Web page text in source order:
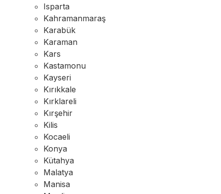
Isparta
Kahramanmaraş
Karabük
Karaman
Kars
Kastamonu
Kayseri
Kırıkkale
Kırklareli
Kırşehir
Kilis
Kocaeli
Konya
Kütahya
Malatya
Manisa